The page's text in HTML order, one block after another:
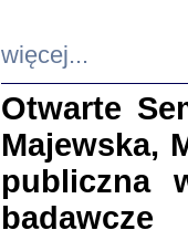
więcej...
Otwarte
Majewska,
publiczna
badawcze